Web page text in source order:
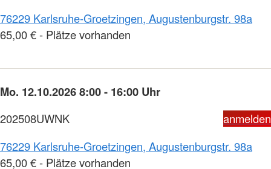
76229 Karlsruhe-Groetzingen, Augustenburgstr. 98a
65,00 € - Plätze vorhanden
Mo. 12.10.2026 8:00 - 16:00 Uhr
202508UWNK
anmelden
76229 Karlsruhe-Groetzingen, Augustenburgstr. 98a
65,00 € - Plätze vorhanden